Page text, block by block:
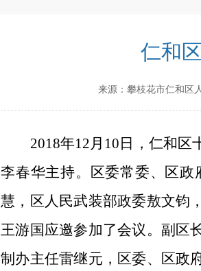
仁和
来源： 攀枝花市仁和区
2018年12月 10 日，仁和区
李春华主持。区委常委、区政
慧，区人民武装部政委敖文钧，
王游国应邀参加了会议。 副区
制办主任雷继元， 区委、区政